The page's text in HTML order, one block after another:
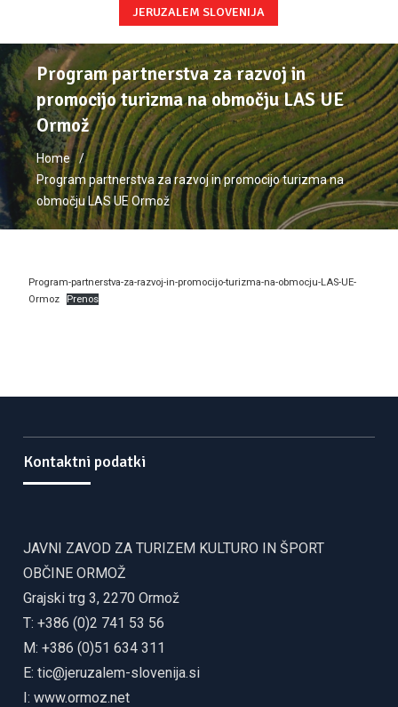
JERUZALEM SLOVENIJA
Program partnerstva za razvoj in
promocijo turizma na območju LAS UE
Ormož
Home
Program partnerstva za razvoj in promocijo turizma na
območju LAS UE Ormož
Program-partnerstva-za-razvoj-in-promocijo-turizma-na-obmocju-LAS-UE-
Ormoz
Prenos
Kontaktni podatki
JAVNI ZAVOD ZA TURIZEM KULTURO IN ŠPORT
OBČINE ORMOŽ
Grajski trg 3, 2270 Ormož
T: +386 (0)2 741 53 56
M: +386 (0)51 634 311
E:tic@jeruzalem-slovenija.si
I:www.ormoz.net